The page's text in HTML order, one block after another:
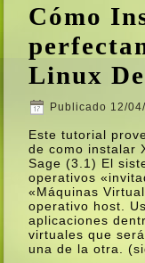
Cómo
Linux
Publicado 12/
Este tutorial
de como instalar
Sage (3.1) El
operativos
«Máquinas
operativo host.
aplicaciones
virtuales que
una de la otra.